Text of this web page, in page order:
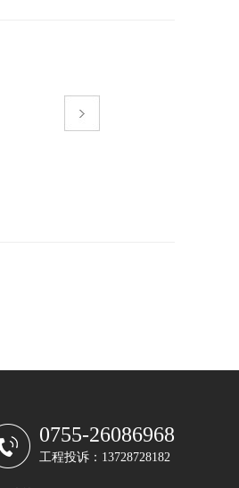
0755-26086968
工程投诉：13728728182